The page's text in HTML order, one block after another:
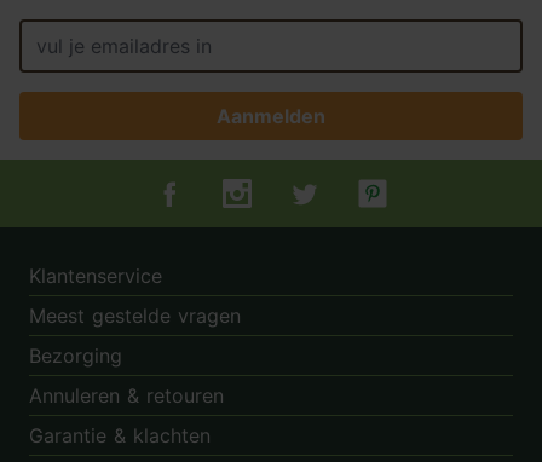
Aanmelden
Tuincentrum.nl op Facebook
Tuincentrum.nl op Instagram
Tuincentrum.nl op Twitter
Tuincentrum.nl op
Klantenservice
Meest gestelde vragen
Bezorging
Annuleren & retouren
Garantie & klachten